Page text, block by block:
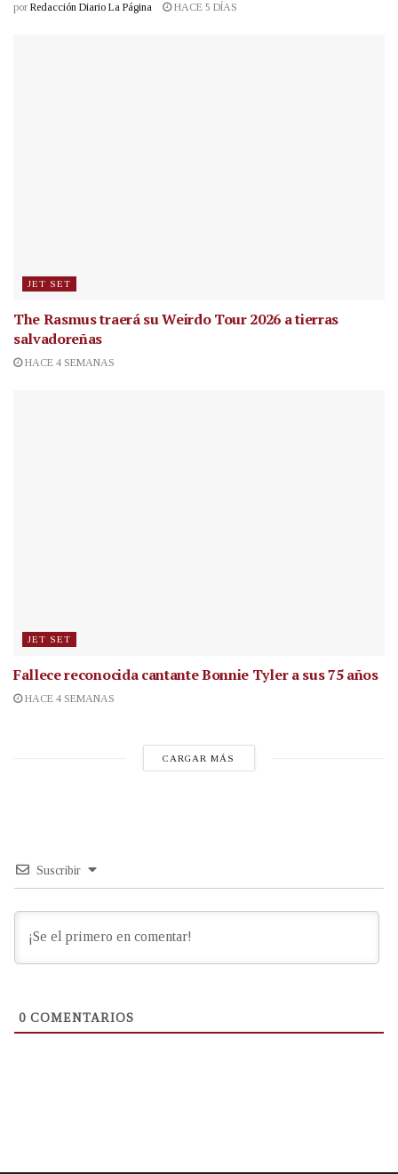
por Redacción Diario La Página HACE 5 DÍAS
JET SET
The Rasmus traerá su Weirdo Tour 2026 a tierras
salvadoreñas
HACE 4 SEMANAS
JET SET
Fallece reconocida cantanteBonnie Tyler a sus 75 años
HACE 4 SEMANAS
CARGAR MÁS
Suscribir
0 COMENTARIOS